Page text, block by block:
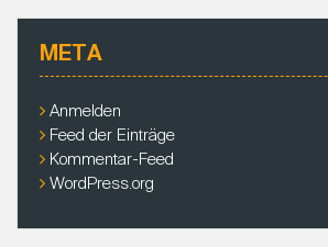
h
v
e
META
Anmelden
Feed der Einträge
Kommentar-Feed
WordPress.org